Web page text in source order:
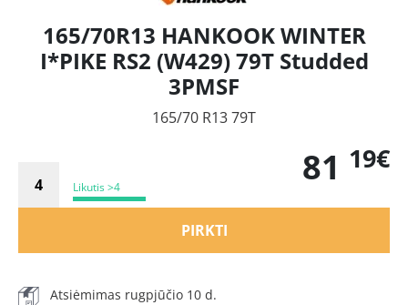
165/70R13 HANKOOK WINTER
I*PIKE RS2 (W429) 79T Studded
3PMSF
165/70 R13 79T
Likutis >4 81 19€
PIRKTI
Atsiėmimas rugpjūčio 10 d.